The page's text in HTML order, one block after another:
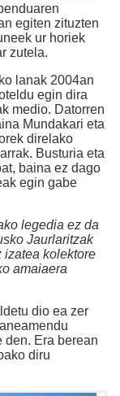
egiten zituzten
ur horiek
zutela.
lanak 2004an
egin dira
medio. Datorren
Mundakari eta
direlako
Busturia eta
baina ez dago
egin gabe
legedia ez da
Jaurlaritzak
izatea kolektore
amaiaera
dio ea zer
den. Era berean
diru